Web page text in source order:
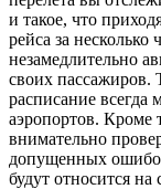
и такое, что
рейса за
незамедлительно
своих пассажиров.
расписание всегда
аэропортов. Кроме
внимательно
допущенных
будут относится